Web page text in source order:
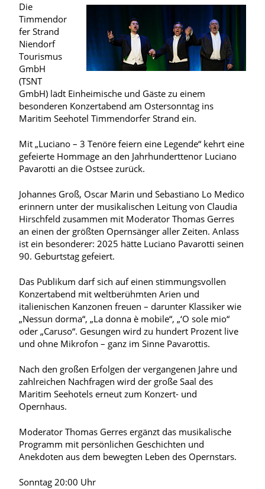
Die
Timmendor
fer Strand
Niendorf
Tourismus
GmbH
(TSNT
GmbH) lädt Einheimische und Gäste zu einem
besonderen Konzertabend am Ostersonntag ins
Maritim Seehotel Timmendorfer Strand ein.
Mit „Luciano – 3 Tenöre feiern eine Legende“ kehrt eine
gefeierte Hommage an den Jahrhunderttenor Luciano
Pavarotti an die Ostsee zurück.
Johannes Groß, Oscar Marin und Sebastiano Lo Medico
erinnern unter der musikalischen Leitung von Claudia
Hirschfeld zusammen mit Moderator Thomas Gerres
an einen der größten Opernsänger aller Zeiten. Anlass
ist ein besonderer: 2025 hätte Luciano Pavarotti seinen
90. Geburtstag gefeiert.
Das Publikum darf sich auf einen stimmungsvollen
Konzertabend mit weltberühmten Arien und
italienischen Kanzonen freuen – darunter Klassiker wie
„Nessun dorma“, „La donna è mobile“, „‘O sole mio“
oder „Caruso“. Gesungen wird zu hundert Prozent live
und ohne Mikrofon – ganz im Sinne Pavarottis.
Nach den großen Erfolgen der vergangenen Jahre und
zahlreichen Nachfragen wird der große Saal des
Maritim Seehotels erneut zum Konzert- und
Opernhaus.
Moderator Thomas Gerres ergänzt das musikalische
Programm mit persönlichen Geschichten und
Anekdoten aus dem bewegten Leben des Opernstars.
Sonntag 20:00 Uhr